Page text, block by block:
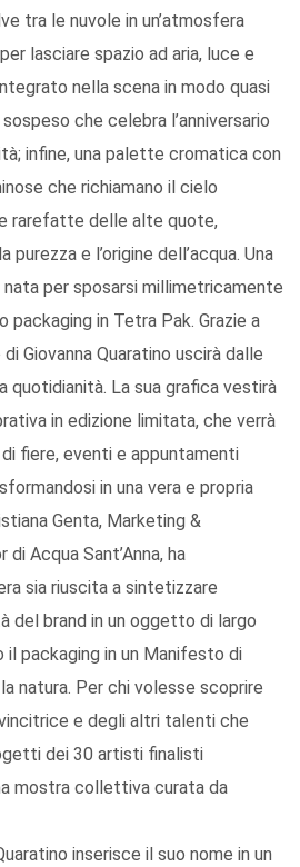
tra le nuvole in un’atmosfera
lasciare spazio ad aria, luce e
nella scena in modo quasi
che celebra l’anniversario
infine, una palette cromatica con
che richiamano il cielo
rarefatte delle alte quote,
e l’origine dell’acqua. Una
per sposarsi millimetricamente
in Tetra Pak. Grazie a
Giovanna Quaratino uscirà dalle
quotidianità. La sua grafica vestirà
in edizione limitata, che verrà
fiere, eventi e appuntamenti
in una vera e propria
Genta, Marketing &
Acqua Sant’Anna, ha
sia riuscita a sintetizzare
del brand in un oggetto di largo
packaging in un Manifesto di
natura. Per chi volesse scoprire
e degli altri talenti che
dei 30 artisti finalisti
mostra collettiva curata da
inserisce il suo nome in un